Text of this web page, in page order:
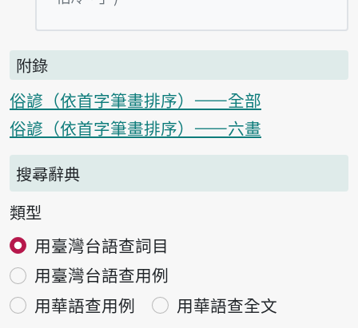
附錄
俗諺（依首字筆畫排序）——全部
俗諺（依首字筆畫排序）——六畫
搜尋辭典
類型
用臺灣台語查詞目
用臺灣台語查用例
用華語查用例
用華語查全文